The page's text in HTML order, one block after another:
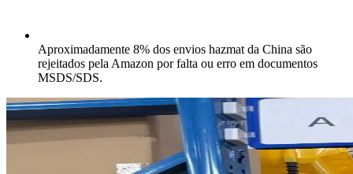
Aproximadamente 8% dos envios hazmat da China são
rejeitados pela Amazon por falta ou erro em documentos
MSDS/SDS.